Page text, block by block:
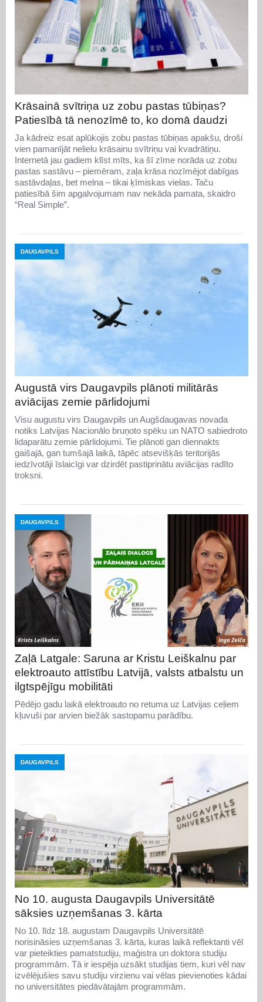
Krāsainā svītriņa uz zobu pastas tūbiņas?
Patiesībā tā nenozīmē to, ko domā daudzi
Ja kādreiz esat aplūkojis zobu pastas tūbiņas apakšu, droši
vien pamanījāt nelielu krāsainu svītriņu vai kvadrātiņu.
Internetā jau gadiem klīst mīts, ka šī zīme norāda uz zobu
pastas sastāvu – piemēram, zaļa krāsa nozīmējot dabīgas
sastāvdaļas, bet melna – tikai ķīmiskas vielas. Taču
patiesībā šim apgalvojumam nav nekāda pamata, skaidro
“Real Simple”.
DAUGAVPILS
Augustā virs Daugavpils plānoti militārās
aviācijas zemie pārlidojumi
Visu augustu virs Daugavpils un Augšdaugavas novada
notiks Latvijas Nacionālo bruņoto spēku un NATO sabiedroto
lidaparātu zemie pārlidojumi. Tie plānoti gan diennakts
gaišajā, gan tumšajā laikā, tāpēc atsevišķās teritorijās
iedzīvotāji īslaicīgi var dzirdēt pastiprinātu aviācijas radīto
troksni.
DAUGAVPILS
Zaļā Latgale: Saruna ar Kristu Leiškalnu par
elektroauto attīstību Latvijā, valsts atbalstu un
ilgtspējīgu mobilitāti
Pēdējo gadu laikā elektroauto no retuma uz Latvijas ceļiem
kļuvuši par arvien biežāk sastopamu parādību.
DAUGAVPILS
No 10. augusta Daugavpils Universitātē
sāksies uzņemšanas 3. kārta
No 10. līdz 18. augustam Daugavpils Universitātē
norisināsies uzņemšanas 3. kārta, kuras laikā reflektanti vēl
var pieteikties pamatstudiju, maģistra un doktora studiju
programmām. Tā ir iespēja uzsākt studijas tiem, kuri vēl nav
izvēlējušies savu studiju virzienu vai vēlas pievienoties kādai
no universitātes piedāvātajām programmām.